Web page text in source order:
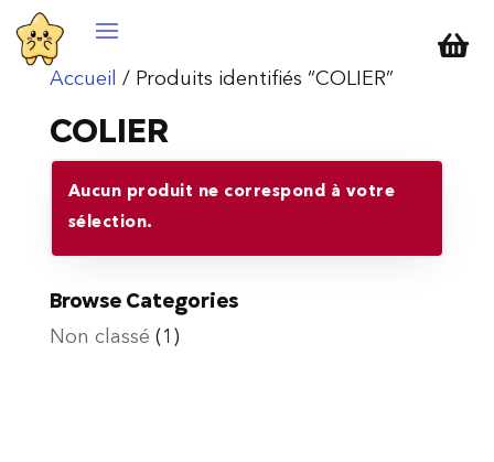

Accueil / Produits identifiés “COLIER”
COLIER
Aucun produit ne correspond à votre
sélection.
Browse Categories
Non classé (1)